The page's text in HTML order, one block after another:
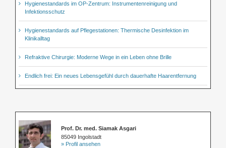
Hygienestandards im OP-Zentrum: Instrumentenreinigung und
Infektionsschutz
Hygienestandards auf Pflegestationen: Thermische Desinfektion im
Klinikalltag
Refraktive Chirurgie: Moderne Wege in ein Leben ohne Brille
Endlich frei: Ein neues Lebensgefühl durch dauerhafte Haarentfernung
Prof. Dr. med. Siamak Asgari
85049 Ingolstadt
» Profil ansehen